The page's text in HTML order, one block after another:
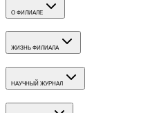
О ФИЛИАЛЕ
ЖИЗНЬ ФИЛИАЛА
НАУЧНЫЙ ЖУРНАЛ